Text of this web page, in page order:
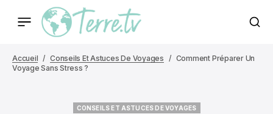
Accueil Conseils Et Astuces De Voyages
Comment Préparer Un
Voyage Sans Stress ?
CONSEILS ET ASTUCES DE VOYAGES